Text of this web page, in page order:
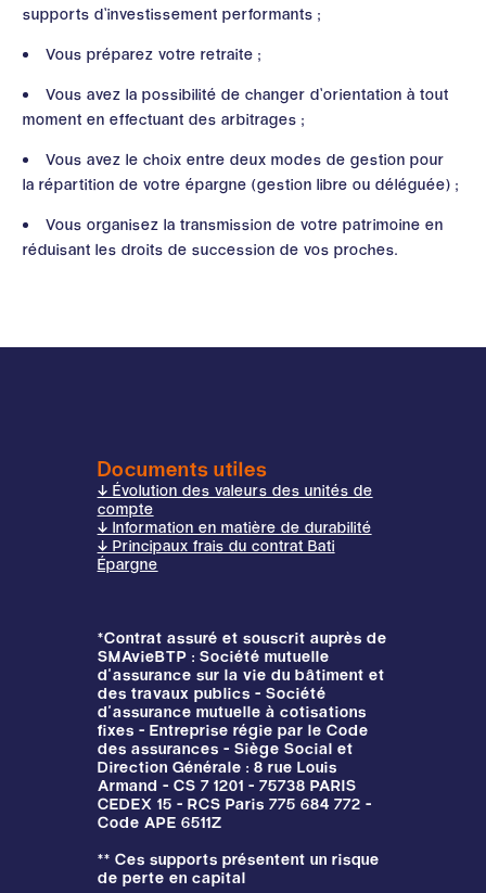
supports d’investissement performants ;
Vous préparez votre retraite ;
Vous avez la possibilité de changer d’orientation à tout
moment en effectuant des arbitrages ;
Vous avez le choix entre deux modes de gestion pour
la répartition de votre épargne (gestion libre ou déléguée) ;
Vous organisez la transmission de votre patrimoine en
réduisant les droits de succession de vos proches.
Documents utiles
↓ Évolution des valeurs des unités de
compte
↓ Information en matière de durabilité
↓ Principaux frais du contrat Bati
Épargne
*Contrat assuré et souscrit auprès de
SMAvieBTP : Société mutuelle
d'assurance sur la vie du bâtiment et
des travaux publics - Société
d'assurance mutuelle à cotisations
fixes - Entreprise régie par le Code
des assurances - Siège Social et
Direction Générale : 8 rue Louis
Armand - CS 7 1201 - 75738 PARIS
CEDEX 15 - RCS Paris 775 684 772 -
Code APE 6511Z
** Ces supports présentent un risque
de perte en capital